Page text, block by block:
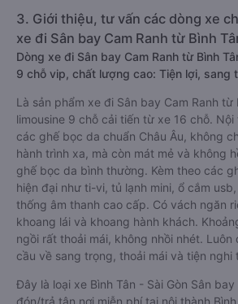
3. Giới thiệu, tư vấn các dòng xe
xe đi Sân bay Cam Ranh từ Bình
Dòng xe đi Sân bay Cam Ranh từ Bình
9 chỗ vip, chất lượng cao: Tiện lợi, sang
Là sản phẩm xe đi Sân bay Cam Ranh từ
limousine 9 chỗ cải tiến từ xe 16 chỗ.
các ghế bọc da chuẩn Châu Âu, không
hành trình xa, mà còn mát mẻ và không
ghế bọc da bình thường. Kèm theo các
hiện đại như ti-vi, tủ lạnh mini, ổ cắm
thống âm thanh cao cấp. Có vách ngăn
khoang lái và khoang hành khách.
ngồi rất thoải mái, không nhồi nhét.
cầu về sang trọng, thoải mái và tiện nghi
Đây là loại xe Bình Tân - Sài Gòn Sân
đón/trả tận nơi miễn phí tại nội thành